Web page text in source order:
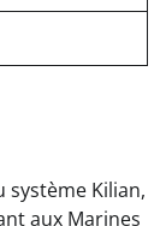
système Kilian,
aux Marines